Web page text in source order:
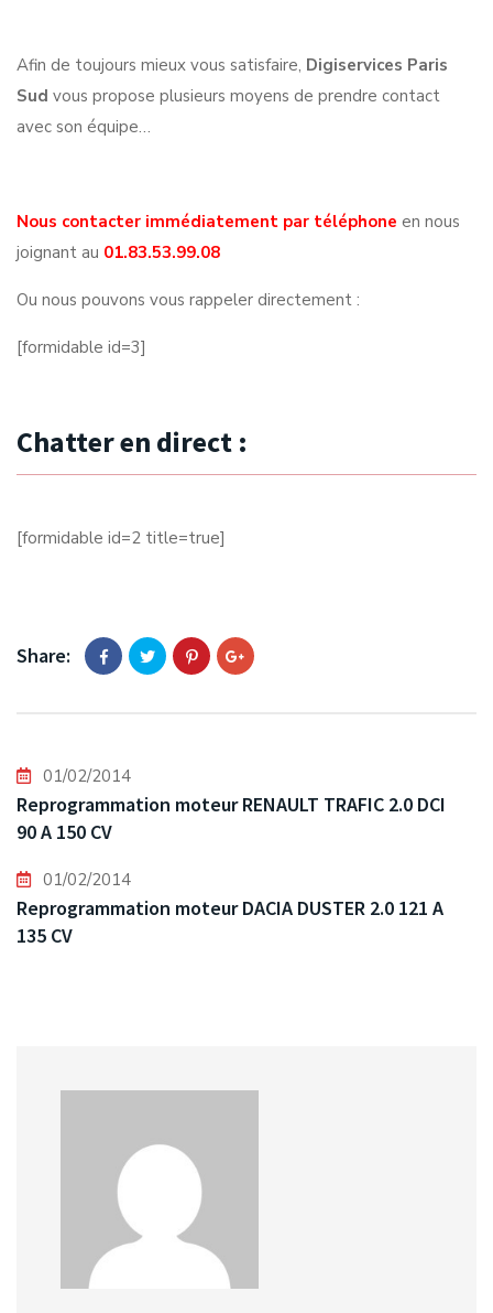
Afin de toujours mieux vous satisfaire, Digiservices Paris
Sud vous propose plusieurs moyens de prendre contact
avec son équipe…
Nous contacter immédiatement par téléphone en nous
joignant au 01.83.53.99.08
Ou nous pouvons vous rappeler directement :
[formidable id=3]
Chatter en direct :
[formidable id=2 title=true]
Share:
01/02/2014
Reprogrammation moteur RENAULT TRAFIC 2.0 DCI
90 A 150 CV
01/02/2014
Reprogrammation moteur DACIA DUSTER 2.0 121 A
135 CV